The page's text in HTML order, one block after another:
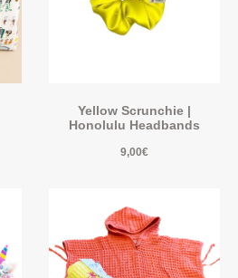
Yellow Scrunchie |
Honolulu Headbands
9,00€